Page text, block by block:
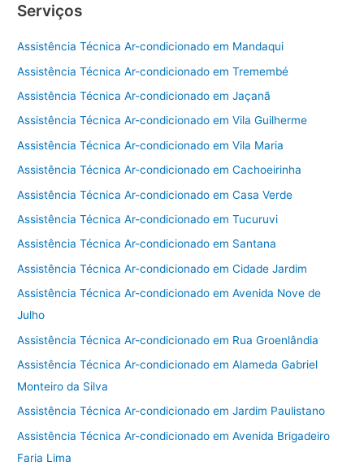
Serviços
Assistência Técnica Ar-condicionado em Mandaqui
Assistência Técnica Ar-condicionado em Tremembé
Assistência Técnica Ar-condicionado em Jaçanã
Assistência Técnica Ar-condicionado em Vila Guilherme
Assistência Técnica Ar-condicionado em Vila Maria
Assistência Técnica Ar-condicionado em Cachoeirinha
Assistência Técnica Ar-condicionado em Casa Verde
Assistência Técnica Ar-condicionado em Tucuruvi
Assistência Técnica Ar-condicionado em Santana
Assistência Técnica Ar-condicionado em Cidade Jardim
Assistência Técnica Ar-condicionado em Avenida Nove de
Julho
Assistência Técnica Ar-condicionado em Rua Groenlândia
Assistência Técnica Ar-condicionado em Alameda Gabriel
Monteiro da Silva
Assistência Técnica Ar-condicionado em Jardim Paulistano
Assistência Técnica Ar-condicionado em Avenida Brigadeiro
Faria Lima